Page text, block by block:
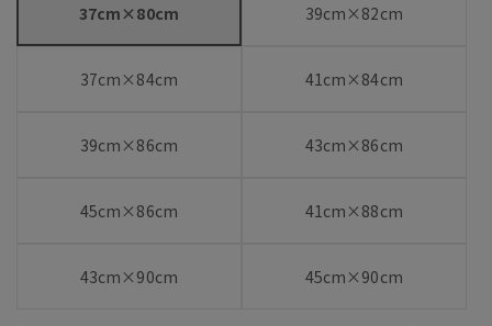
37cm×80cm 39cm×82cm
37cm×84cm 41cm×84cm
39cm×86cm 43cm×86cm
45cm×86cm 41cm×88cm
43cm×90cm 45cm×90cm